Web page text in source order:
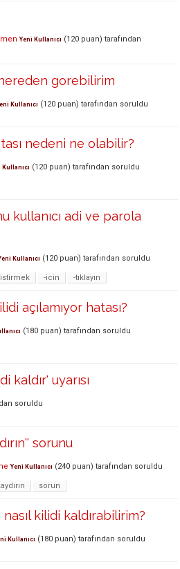
Yeni Kullanıcı (120 puan) tarafından
gorebilirim
Kullanıcı (120 puan) tarafından soruldu
nedeni ne olabilir?
Kullanıcı (120 puan) tarafından soruldu
kullanıcı adi ve parola
Kullanıcı (120 puan) tarafından soruldu
-icin -tıklayın
açılamıyor hatası?
(180 puan) tarafından soruldu
kaldır' uyarısı
soruldu
sorunu
Yeni Kullanıcı (240 puan) tarafından soruldu
sorun
kilidi kaldırabilirim?
Kullanıcı (180 puan) tarafından soruldu